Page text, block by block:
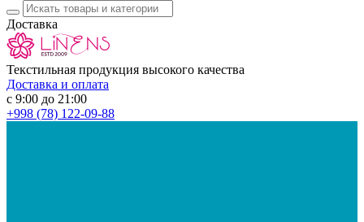
Доставка
Текстильная продукция высокого качества
Доставка и оплата
с 9:00 до 21:00
+998 (78) 122-09-88